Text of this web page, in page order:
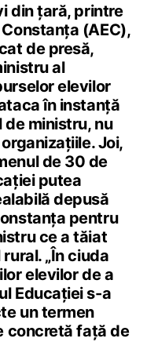
din țară, printre
(AEC),
de presă,
al
elevilor
în instanță
de ministru, nu
Joi,
de 30 de
putea
depusă
pentru
ce a tăiat
„În ciuda
elevilor de a
Educației s-a
un termen
concretă față de